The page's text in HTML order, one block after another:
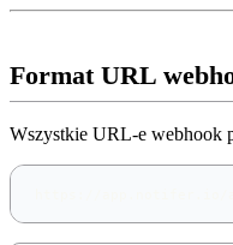
Format URL
Wszystkie URL-e webhook